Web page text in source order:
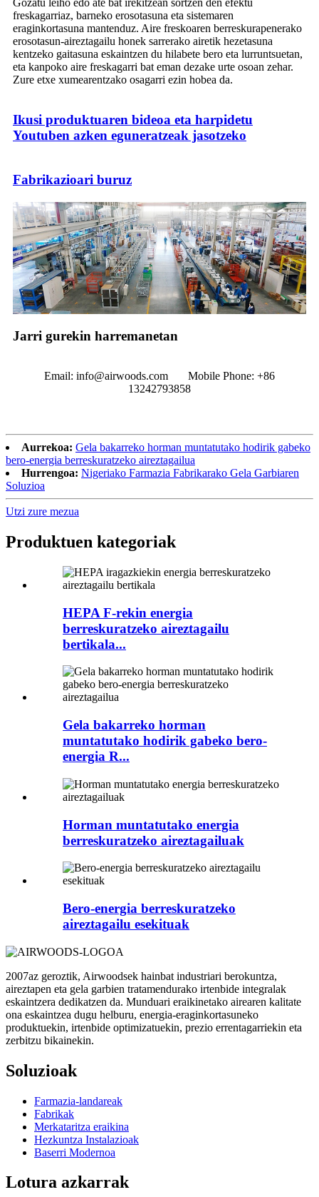
freskagarriaz, barneko erosotasuna eta sistemaren
eraginkortasuna mantenduz. Aire freskoaren berreskurapenerako
erosotasun-aireztagailu honek sarrerako airetik hezetasuna
kentzeko gaitasuna eskaintzen du hilabete bero eta lurruntsuetan,
eta kanpoko aire freskagarri bat eman dezake urte osoan zehar.
Zure etxe xumearentzako osagarri ezin hobea da.
Ikusi produktuaren bideoa eta harpidetu
Youtuben azken eguneratzeak jasotzeko
Fabrikazioari buruz
Jarri gurekin harremanetan
Email: info@airwoods.com Mobile Phone: +86
13242793858‬
Aurrekoa: Gela bakarreko horman muntatutako hodirik gabeko
bero-energia berreskuratzeko aireztagailua
Hurrengoa: Nigeriako Farmazia Fabrikarako Gela Garbiaren
Soluzioa
Utzi zure mezua
Produktuen kategoriak
HEPA F-rekin energia
berreskuratzeko aireztagailu
bertikala...
Gela bakarreko horman
muntatutako hodirik gabeko bero-
energia R...
Horman muntatutako energia
berreskuratzeko aireztagailuak
Bero-energia berreskuratzeko
aireztagailu esekituak
2007az geroztik, Airwoodsek hainbat industriari berokuntza,
aireztapen eta gela garbien tratamendurako irtenbide integralak
eskaintzera dedikatzen da. Munduari eraikinetako airearen kalitate
ona eskaintzea dugu helburu, energia-eraginkortasuneko
produktuekin, irtenbide optimizatuekin, prezio errentagarriekin eta
zerbitzu bikainekin.
Soluzioak
Farmazia-landareak
Fabrikak
Merkataritza eraikina
Hezkuntza Instalazioak
Baserri Modernoa
Lotura azkarrak